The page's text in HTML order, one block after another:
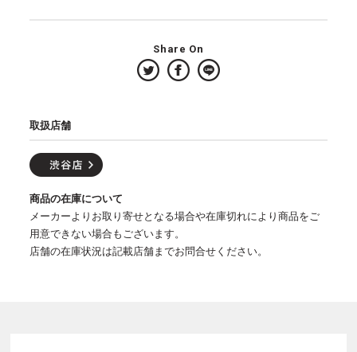
Share On
取扱店舗
商品の在庫について
メーカーよりお取り寄せとなる場合や在庫切れにより商品をご
用意できない場合もございます。
店舗の在庫状況は記載店舗までお問合せください。